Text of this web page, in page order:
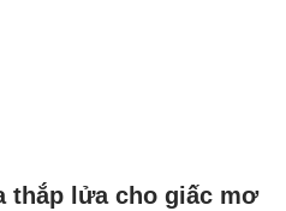
thắp lửa cho giấc mơ